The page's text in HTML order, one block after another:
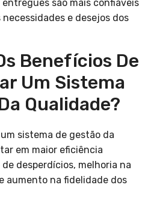
são mais confiáveis
e desejos dos
Benefícios De
Um Sistema
Qualidade?
sistema de gestão da
em maior eficiência
desperdícios, melhoria na
aumento na fidelidade dos